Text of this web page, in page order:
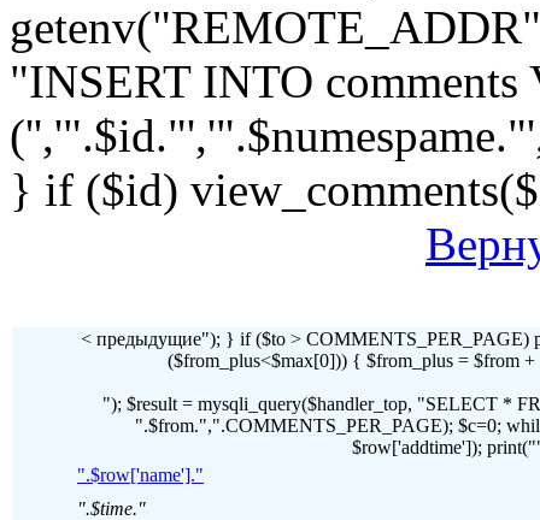
"INSERT INTO comments
} if ($id)
< предыдущие"); } if ($to > COMMENTS_PER_PAGE)
($from_plus<$max[0])) { $from_plus = $from
"); $result = mysqli_query($handler_top, "SELECT *
".$from.",".COMMENTS_PER_PAGE); $c=0;
$row['addtime']);
".$row['name']."
".$time."